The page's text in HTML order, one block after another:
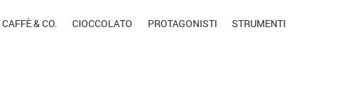
CAFFÈ & CO. CIOCCOLATO PROTAGONISTI STRUMENTI